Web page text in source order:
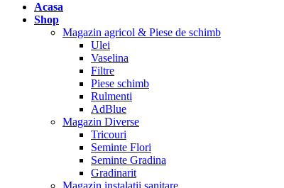
Acasa
Shop
Magazin agricol & Piese de schimb
Ulei
Vaselina
Filtre
Piese schimb
Rulmenti
AdBlue
Magazin Diverse
Tricouri
Seminte Flori
Seminte Gradina
Gradinarit
Magazin instalații sanitare